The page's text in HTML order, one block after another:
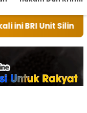
Tarutung